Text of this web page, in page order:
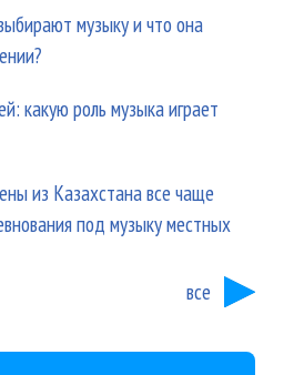
музыку и что она
какую роль музыка играет
из Казахстана все чаще
под музыку местных
все